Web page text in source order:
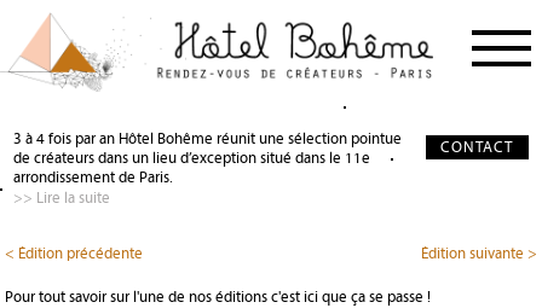
NOS CRÉATEURS
PRESSE
QUI SOMMES-NOUS ?
SALON DE THÉ
PRÉCIEUX SOUTIEN
DEVENIR PARTENAIRE
3 à 4 fois par an Hôtel Bohême réunit une sélection pointue
de créateurs dans un lieu d’exception situé dans le 11e
arrondissement de Paris.
>> Lire la suite
CONTACT
< Édition précédente Édition suivante >
Pour tout savoir sur l'une de nos éditions c'est ici que ça se passe !